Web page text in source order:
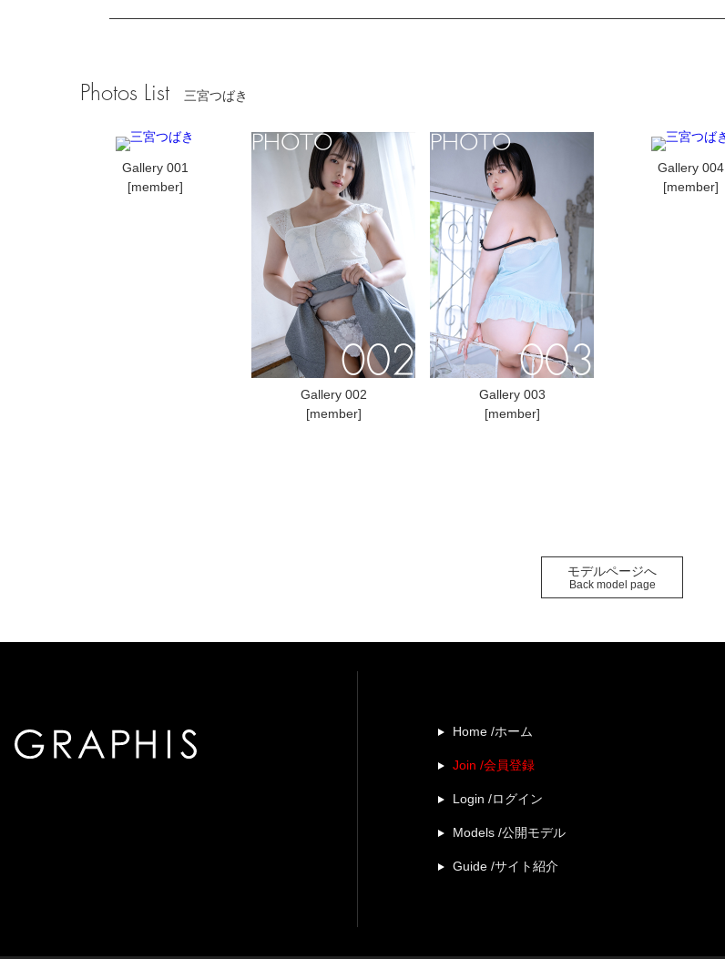
Photos List 三宮つばき
Gallery 001
[member]
Gallery 002
[member]
Gallery 003
[member]
Gallery 004
[member]
モデルページへ
Back model page
Home /ホーム
Join /会員登録
Login /ログイン
Models /公開モデル
Guide /サイト紹介